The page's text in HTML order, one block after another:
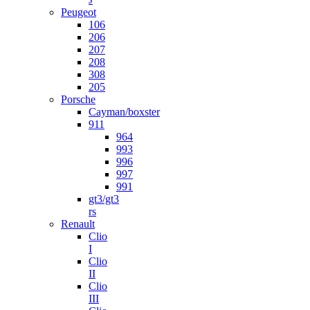
Peugeot
106
206
207
208
308
205
Porsche
Cayman/boxster
911
964
993
996
997
991
gt3/gt3
rs
Renault
Clio
I
Clio
II
Clio
III